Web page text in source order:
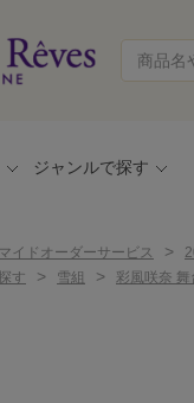
ジャンルで探す
イドオーダーサービス >
す > 雪組 > 彩風咲奈 舞